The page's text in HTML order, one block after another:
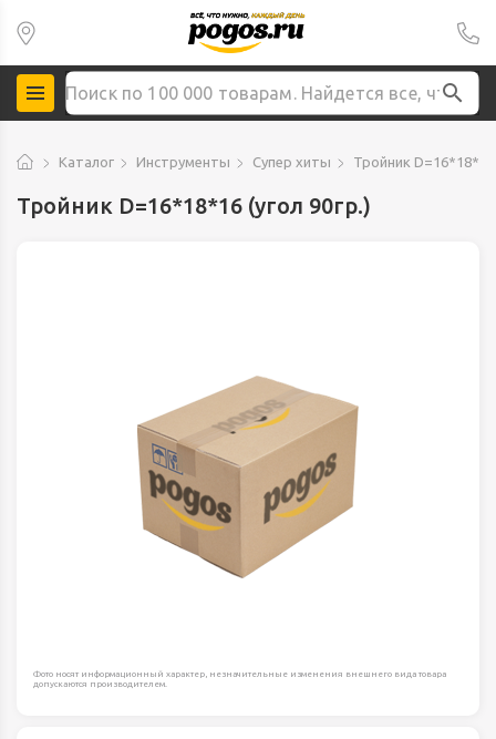
Каталог Инструменты Супер хиты Тройник D=16*18*16
Тройник D=16*18*16 (угол 90гр.)
Фото носят информационный характер, незначительные изменения внешнего вида товара
допускаются производителем.